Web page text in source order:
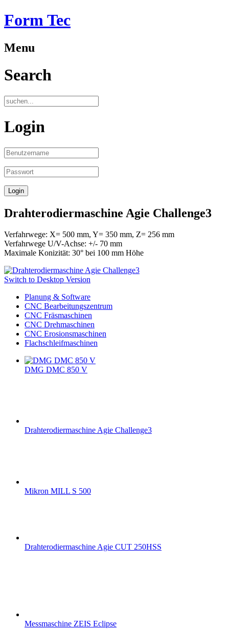
Form Tec
Menu
Search
Login
Drahterodiermaschine Agie Challenge3
Verfahrwege: X= 500 mm, Y= 350 mm, Z= 256 mm
Verfahrwege U/V-Achse: +/- 70 mm
Maximale Konizität: 30° bei 100 mm Höhe
Switch to Desktop Version
Planung & Software
CNC Bearbeitungszentrum
CNC Fräsmaschinen
CNC Drehmaschinen
CNC Erosionsmaschinen
Flachschleifmaschinen
DMG DMC 850 V
Drahterodiermaschine Agie Challenge3
Mikron MILL S 500
Drahterodiermaschine Agie CUT 250HSS
Messmaschine ZEIS Eclipse